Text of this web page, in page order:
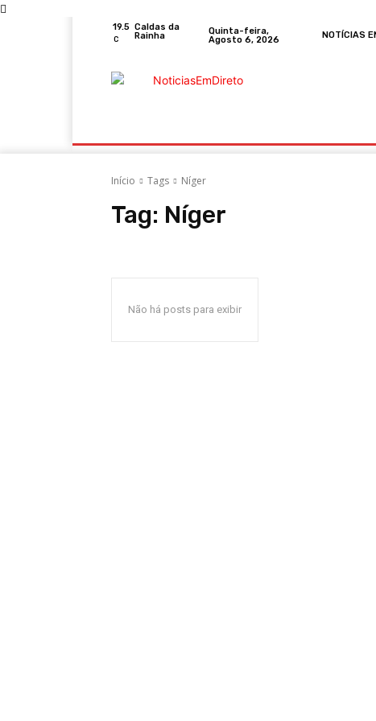
19.5
C
Caldas da
Rainha
Quinta-feira,
Agosto 6, 2026
NOTÍCIAS
Início Tags Níger
Tag: Níger
Não há posts para exibir